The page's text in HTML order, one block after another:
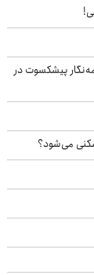
پیشکسوت در
می‌شود؟